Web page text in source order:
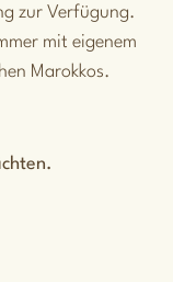
zur Verfügung.
mit eigenem
Marokkos.